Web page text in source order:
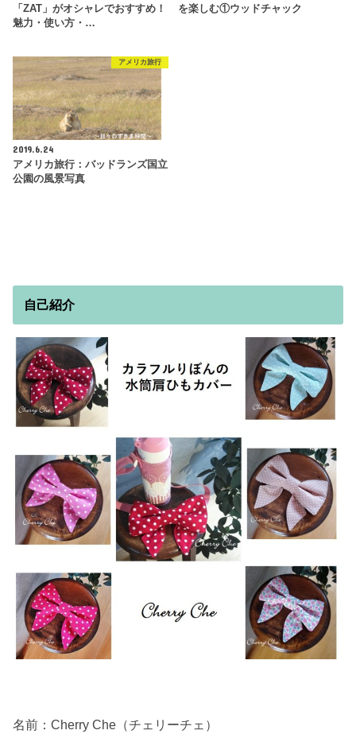
「ZAT」がオシャレでおすすめ！
魅力・使い方・…
を楽しむ①ウッドチャック
アメリカ旅行
2019.6.24
アメリカ旅行：バッドランズ国立
公園の風景写真
自己紹介
名前：Cherry Che（チェリーチェ）